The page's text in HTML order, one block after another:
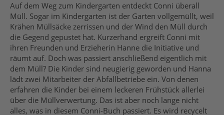
Auf dem Weg zum Kindergarten entdeckt Conni überall
Müll. Sogar im Kindergarten ist der Garten vollgemüllt, weil
Krähen Müllsäcke zerrissen und der Wind den Müll durch
die Gegend gepustet hat. Kurzerhand ergreift Conni mit
ihren Freunden und Erzieherin Hanne die Initiative und
räumt auf. Doch was passiert anschließend eigentlich mit
dem Müll? Die Kinder sind neugierig geworden und Hanna
lädt zwei Mitarbeiter der Abfallbetriebe ein. Von denen
erfahren die Kinder bei einem leckeren Frühstück allerlei
über die Müllverwertung. Das ist aber noch lange nicht
alles, was in diesem Conni-Buch passiert. Es wird recycelt